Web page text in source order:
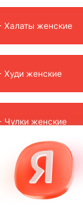
Халаты женские
Худи женские
Чулки женские